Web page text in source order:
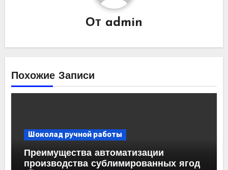
От admin
Похожие Записи
Шоколад ручной работы
Преимущества автоматизации
производства сублимированных ягод